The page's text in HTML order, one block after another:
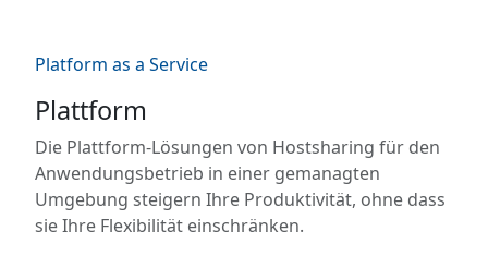
Platform as a Service
Plattform
Die Plattform-Lösungen von Hostsharing für den
Anwendungsbetrieb in einer gemanagten
Umgebung steigern Ihre Produktivität, ohne dass
sie Ihre Flexibilität einschränken.